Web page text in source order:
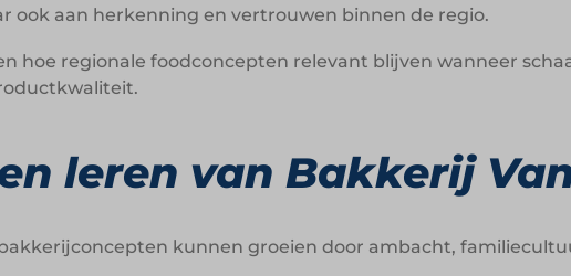
ook aan herkenning en vertrouwen binnen de regio.
hoe regionale foodconcepten relevant blijven wanneer
leren van Bakkerij
kunnen groeien door ambacht,